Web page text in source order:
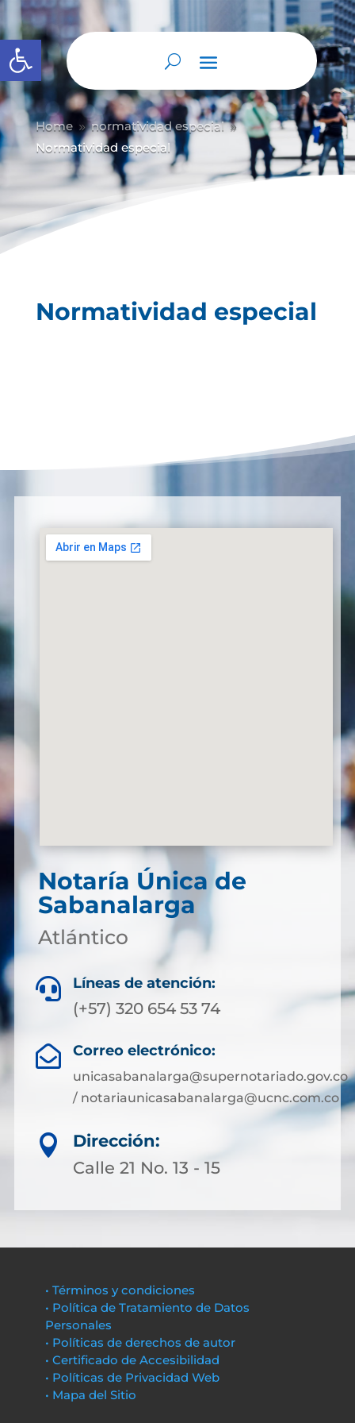
Abrir barra de herramientas
Home 9 normatividad especial 9
Normatividad especial
Normatividad especial
Notaría Única de
Sabanalarga
Atlántico
 Líneas de atención:
(+57) 320 654 53 74
 Correo electrónico:
unicasabanalarga@supernotariado.gov.co
/ notariaunicasabanalarga@ucnc.com.co

Dirección:
Calle 21 No. 13 - 15
• Términos y condiciones
• Política de Tratamiento de Datos
Personales
• Políticas de derechos de autor
• Certificado de Accesibilidad
• Políticas de Privacidad Web
• Mapa del Sitio